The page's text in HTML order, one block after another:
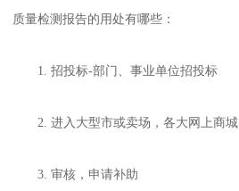
质量检测报告的用处有哪些：
1. 招投标-部门、事业单位招投标
2. 进入大型市或卖场，各大网上商城
3. 审核，申请补助